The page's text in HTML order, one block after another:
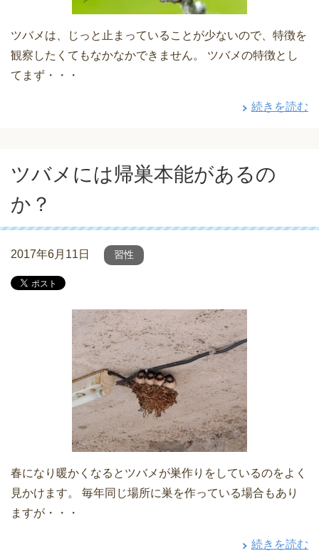
ツバメは、じっと止まっていることが少ないので、特徴を
観察したくてもなかなかできません。 ツバメの特徴とし
てまず・・・
続きを読む
ツバメには帰巣本能があるの
か？
2017年6月11日 習性
春になり暖かくなるとツバメが巣作りをしているのをよく
見かけます。 毎年同じ場所に巣を作っている場合もあり
ますが・・・
続きを読む